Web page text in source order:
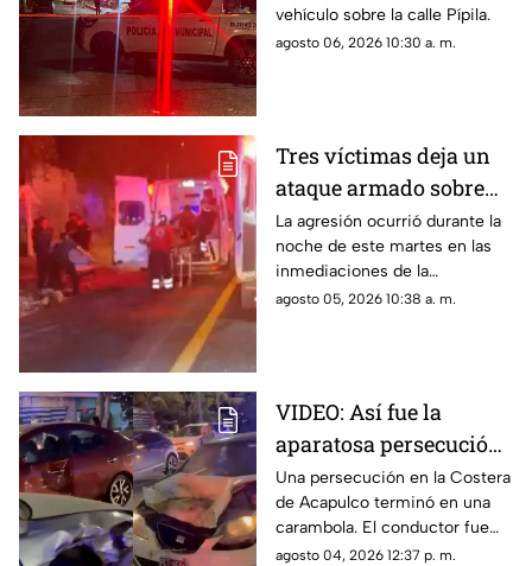
vehículo sobre la calle Pípila.
agosto 06, 2026 10:30 a. m.
Tres víctimas deja un
ataque armado sobre
carretera federal de
Iguala
La agresión ocurrió durante la
noche de este martes en las
inmediaciones de la
comunidad de El Naranjo.
agosto 05, 2026 10:38 a. m.
VIDEO: Así fue la
aparatosa persecución
que terminó en
carambola en la
Costera de Acapulco
Una persecución en la Costera
de Acapulco terminó en una
carambola. El conductor fue
detenido y reportan personas
agosto 04, 2026 12:37 p. m.